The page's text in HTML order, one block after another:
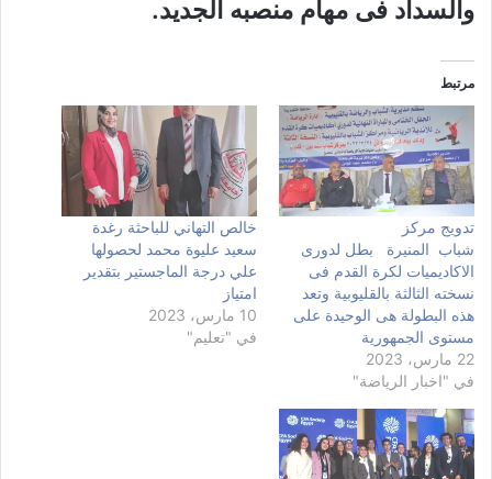
والسداد فى مهام منصبه الجديد.
مرتبط
تدويج مركز
شباب المنيرة بطل لدورى
الاكاديميات لكرة القدم فى
نسخته الثالثة بالقليوبية وتعد
هذه البطولة هى الوحيدة على
مستوى الجمهورية
22 مارس، 2023
في "اخبار الرياضة"
خالص التهاني للباحثة رغدة
سعيد عليوة محمد لحصولها
علي درجة الماجستير بتقدير
امتياز
10 مارس، 2023
في "تعليم"